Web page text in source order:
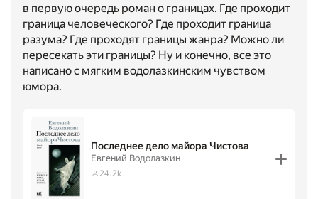
в первую очередь роман о границах. Где проходит
граница человеческого? Где проходит граница
разума? Где проходят границы жанра? Можно ли
пересекать эти границы? Ну и конечно, все это
написано с мягким водолазкинским чувством
юмора.
Последнее дело майора Чистова
Евгений Водолазкин
24.2k